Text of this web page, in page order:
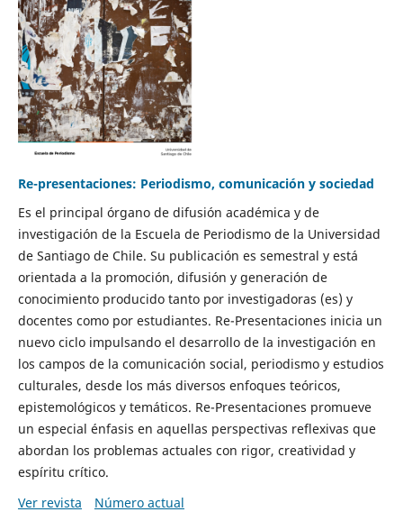
Re-presentaciones: Periodismo, comunicación y sociedad
Es el principal órgano de difusión académica y de
investigación de la Escuela de Periodismo de la Universidad
de Santiago de Chile. Su publicación es semestral y está
orientada a la promoción, difusión y generación de
conocimiento producido tanto por investigadoras (es) y
docentes como por estudiantes. Re-Presentaciones inicia un
nuevo ciclo impulsando el desarrollo de la investigación en
los campos de la comunicación social, periodismo y estudios
culturales, desde los más diversos enfoques teóricos,
epistemológicos y temáticos. Re-Presentaciones promueve
un especial énfasis en aquellas perspectivas reflexivas que
abordan los problemas actuales con rigor, creatividad y
espíritu crítico.
Ver revista
Número actual